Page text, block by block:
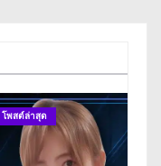
โพสต์ล่าสุด